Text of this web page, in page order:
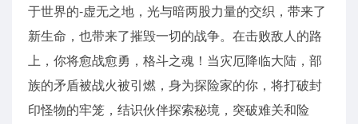
于世界的-虚无之地，光与暗两股力量的交织，带来了
新生命，也带来了摧毁一切的战争。在击败敌人的路
上，你将愈战愈勇，格斗之魂！当灾厄降临大陆，部
族的矛盾被战火被引燃，身为探险家的你，将打破封
印怪物的牢笼，结识伙伴探索秘境，突破难关和险